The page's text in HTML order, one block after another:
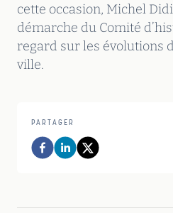
cette occasion, Michel
démarche du Comité
regard sur les évolutions
ville.
PARTAGER